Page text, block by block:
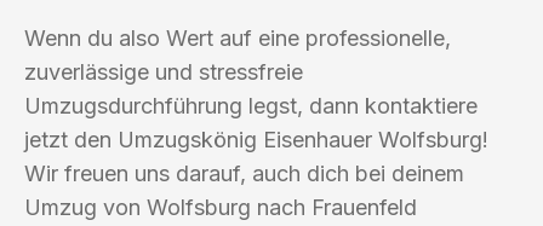
Wenn du also Wert auf eine professionelle,
zuverlässige und stressfreie
Umzugsdurchführung legst, dann kontaktiere
jetzt den Umzugskönig Eisenhauer Wolfsburg!
Wir freuen uns darauf, auch dich bei deinem
Umzug von Wolfsburg nach Frauenfeld